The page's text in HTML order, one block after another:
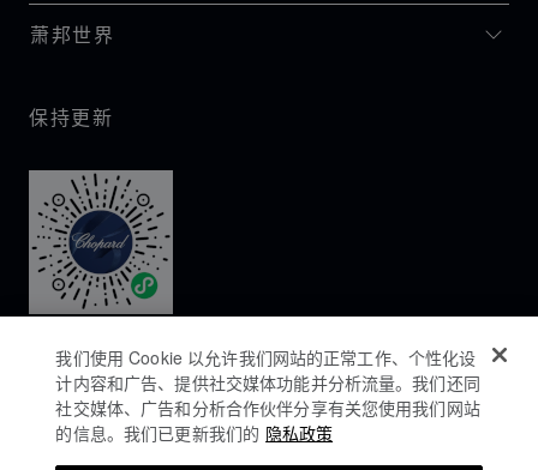
萧邦世界
保持更新
我们使用 Cookie 以允许我们网站的正常工作、个性化设
计内容和广告、提供社交媒体功能并分析流量。我们还同
社交媒体、广告和分析合作伙伴分享有关您使用我们网站
的信息。我们已更新我们的 隐私政策